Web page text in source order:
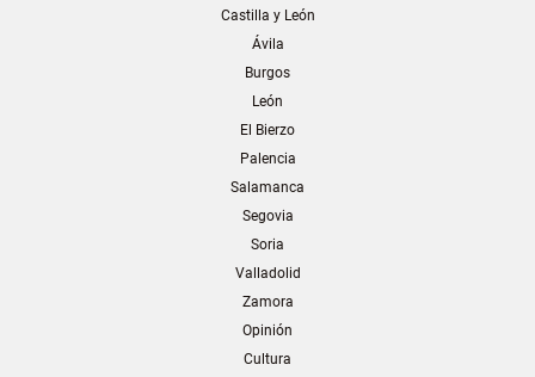
Castilla y León
Ávila
Burgos
León
El Bierzo
Palencia
Salamanca
Segovia
Soria
Valladolid
Zamora
Opinión
Cultura